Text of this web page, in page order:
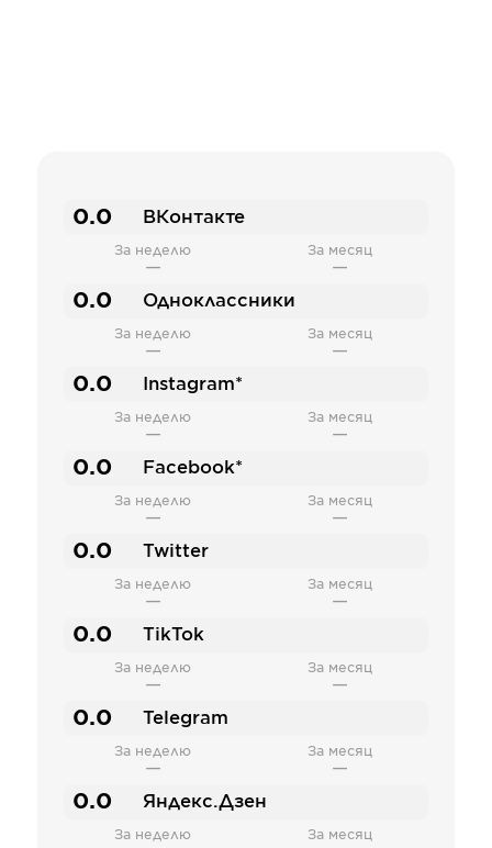
0.0 ВКонтакте
За неделю
—
За месяц
—
0.0 Одноклассники
За неделю
—
За месяц
—
0.0 Instagram*
За неделю
—
За месяц
—
0.0 Facebook*
За неделю
—
За месяц
—
0.0 Twitter
За неделю
—
За месяц
—
0.0 TikTok
За неделю
—
За месяц
—
0.0 Telegram
За неделю
—
За месяц
—
0.0 Яндекс.Дзен
За неделю За месяц